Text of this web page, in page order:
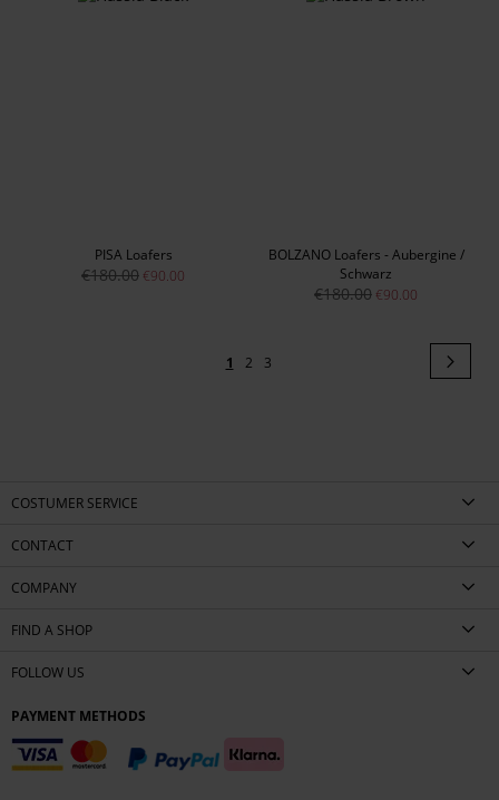
PISA Loafers
€180.00 €90.00
BOLZANO Loafers - Aubergine /
Schwarz
€180.00 €90.00
Page
You're
1 Page
2 Page
3
COSTUMER SERVICE
CONTACT
COMPANY
FIND A SHOP
FOLLOW US
PAYMENT METHODS